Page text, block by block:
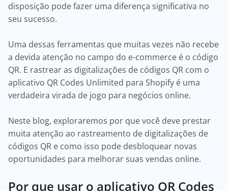
disposição pode fazer uma diferença significativa no
seu sucesso.
Uma dessas ferramentas que muitas vezes não recebe
a devida atenção no campo do e-commerce é o código
QR. E rastrear as digitalizações de códigos QR com o
aplicativo QR Codes Unlimited para Shopify é uma
verdadeira virada de jogo para negócios online.
Neste blog, exploraremos por que você deve prestar
muita atenção ao rastreamento de digitalizações de
códigos QR e como isso pode desbloquear novas
oportunidades para melhorar suas vendas online.
Por que usar o aplicativo QR Codes